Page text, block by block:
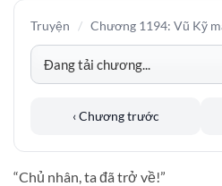
Truyện / Chương 1194: Vũ Kỹ
‹ Chương trước
“Chủ nhân, ta đã trở về!”